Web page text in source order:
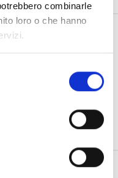
combinarle
loro o che hanno